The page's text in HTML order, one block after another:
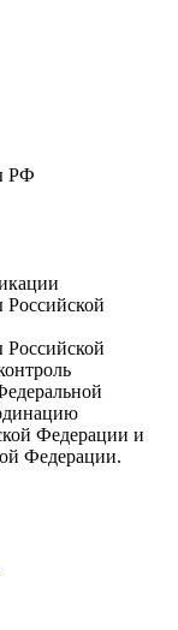
РФ
Российской
Российской
Федерации и
Федерации.